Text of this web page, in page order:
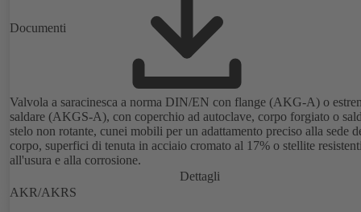
Documenti
Valvola a saracinesca a norma DIN/EN con flange (AKG-A) o
saldare (AKGS-A), con coperchio ad autoclave, corpo forgiato o
stelo non rotante, cunei mobili per un adattamento preciso alla sede
corpo, superfici di tenuta in acciaio cromato al 17% o stellite
all'usura e alla corrosione.
Dettagli
AKR/AKRS